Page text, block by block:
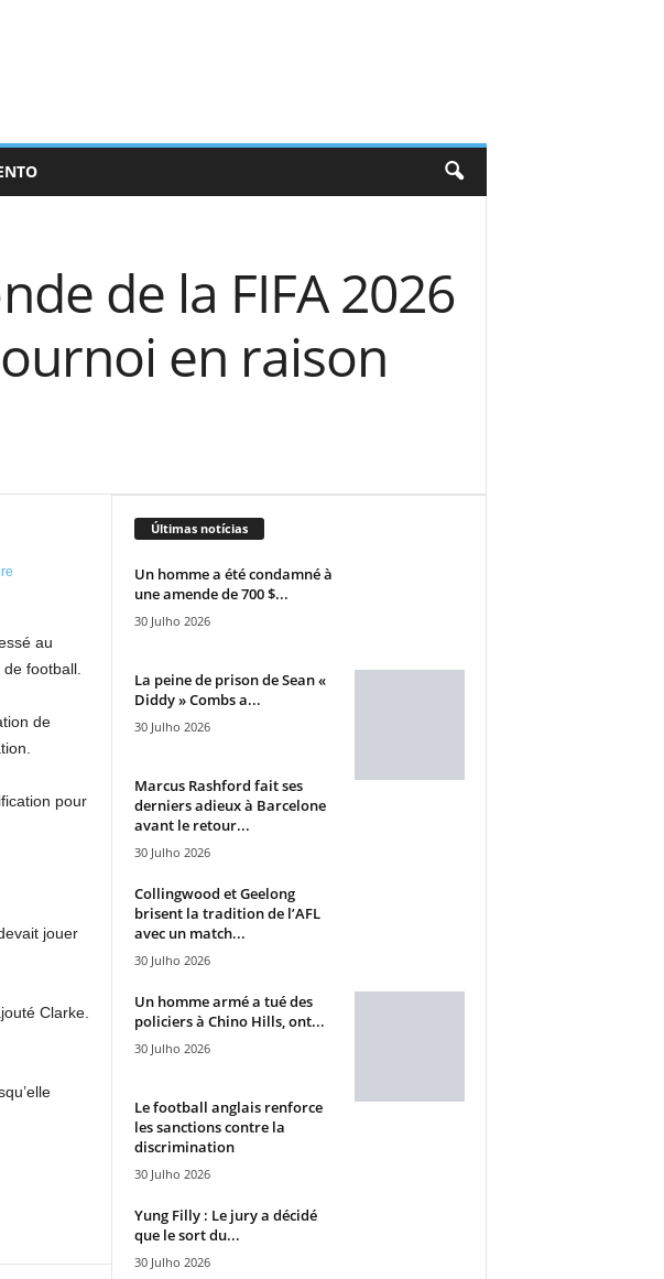
de la FIFA 2026
en raison
au
football.
de
pour
jouer
Clarke.
Últimas notícias
Un homme a été condamné à
une amende de 700 $...
30 Julho 2026
La peine de prison de Sean «
Diddy » Combs a...
30 Julho 2026
Marcus Rashford fait ses
derniers adieux à Barcelone
avant le retour...
30 Julho 2026
Collingwood et Geelong
brisent la tradition de l’AFL
avec un match...
30 Julho 2026
Un homme armé a tué des
policiers à Chino Hills, ont...
30 Julho 2026
Le football anglais renforce
les sanctions contre la
discrimination
30 Julho 2026
Yung Filly : Le jury a décidé
que le sort du...
30 Julho 2026